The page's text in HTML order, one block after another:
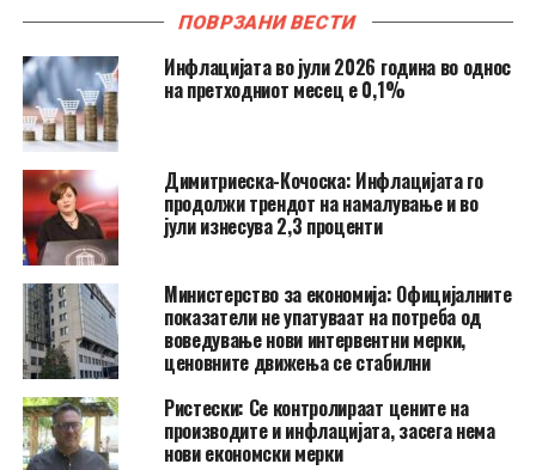
ПОВРЗАНИ ВЕСТИ
Инфлацијата во јули 2026 година во однос
на претходниот месец е 0,1%
Димитриеска-Кочоска: Инфлацијата го
продолжи трендот на намалување и во
јули изнесува 2,3 проценти
Министерство за економија: Официјалните
показатели не упатуваат на потреба од
воведување нови интервентни мерки,
ценовните движења се стабилни
Ристески: Се контролираат цените на
производите и инфлацијата, засега нема
нови економски мерки